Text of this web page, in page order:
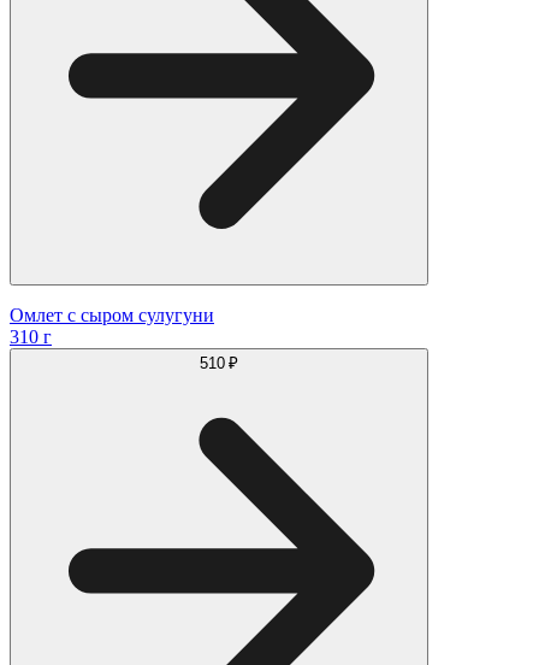
Омлет с сыром сулугуни
310 г
510 ₽